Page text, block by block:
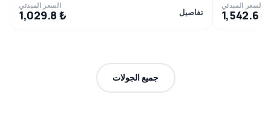
السعر المبدئي
1,029.8 ₺ تفاصيل
السعر المبدئي
1,542.6 ₺
جميع الجولات